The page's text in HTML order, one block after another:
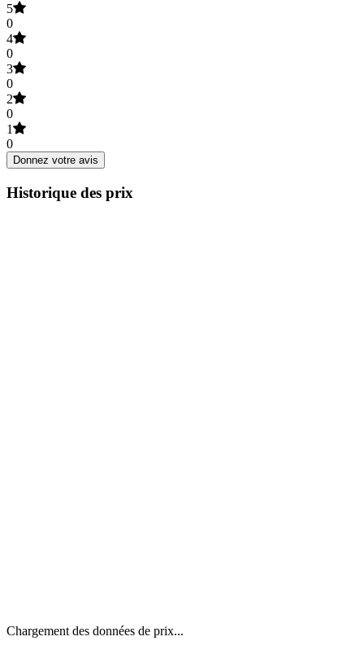
5
0
4
0
3
0
2
0
1
0
Donnez votre avis
Historique des prix
Chargement des données de prix...